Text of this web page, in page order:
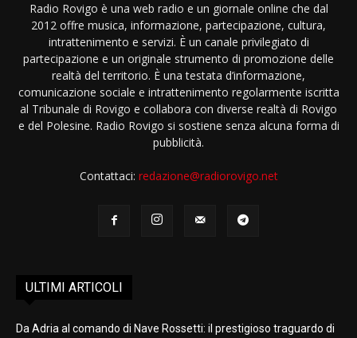
Radio Rovigo è una web radio e un giornale online che dal
2012 offre musica, informazione, partecipazione, cultura,
intrattenimento e servizi. È un canale privilegiato di
partecipazione e un originale strumento di promozione delle
realtà del territorio. È una testata d’informazione,
comunicazione sociale e intrattenimento regolarmente iscritta
al Tribunale di Rovigo e collabora con diverse realtà di Rovigo
e del Polesine. Radio Rovigo si sostiene senza alcuna forma di
pubblicità.
Contattaci: redazione@radiorovigo.net
ULTIMI ARTICOLI
Da Adria al comando di Nave Rossetti: il prestigioso traguardo di